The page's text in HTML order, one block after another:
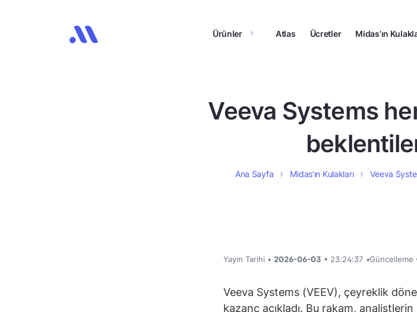
Ürünler Atlas Ücretler Midas’ın
Veeva Systems
Ana Sayfa Midas’ın Kulakları Veeva
Yayın Tarihi • 2026-06-03 • 23:24:37 •Güncelleme
Veeva Systems (VEEV), çeyreklik
kazanç açıkladı. Bu rakam,